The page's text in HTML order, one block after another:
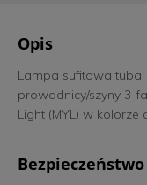
Opis
Lampa sufitowa tuba
prowadnicy/szyny 3-
Light (MYL) w kolorze
Bezpieczeństwo